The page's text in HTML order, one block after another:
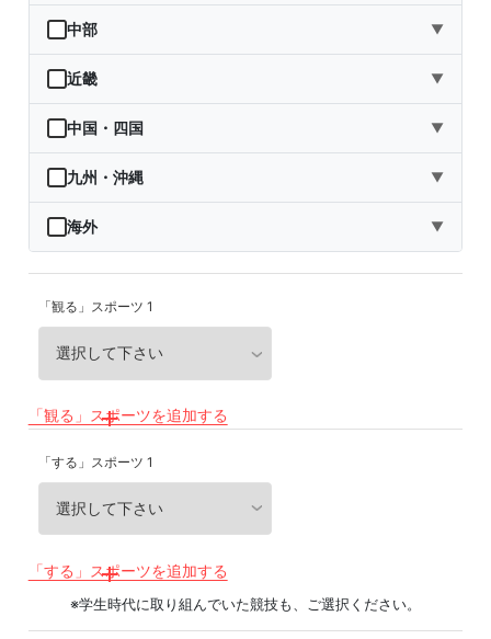
青森県
岩手県
宮城県
秋田県
茨城県
栃木県
群馬県
埼玉県
千葉県
神奈川県
中部 ▼
新潟県
富山県
石川県
福井県
長野県
岐阜県
静岡県
愛知県
近畿 ▼
三重県
滋賀県
京都府
兵庫県
奈良県
和歌山県
中国・四国 ▼
鳥取県
島根県
岡山県
広島県
山口県
徳島県
香川県
愛媛県
九州・沖縄 ▼
福岡県
佐賀県
長崎県
熊本県
大分県
宮崎県
鹿児島県
海外 ▼
海外
「観る」スポーツ 1
「観る」スポーツを追加する
「する」スポーツ 1
「する」スポーツを追加する
※学生時代に取り組んでいた競技も、ご選択ください。